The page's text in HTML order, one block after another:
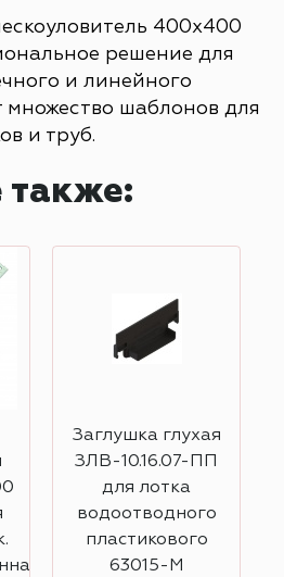
400х400
решение для
и линейного
множество шаблонов для
и труб.
также:
Заглушка глухая
ЗЛВ-10.16.07-ПП
для лотка
водоотводного
пластикового
63015-М